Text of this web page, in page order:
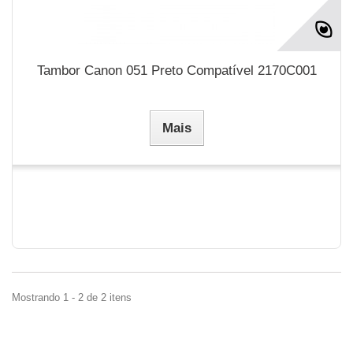
Tambor Canon 051 Preto Compatível 2170C001
Mais
Mostrando 1 - 2 de 2 itens